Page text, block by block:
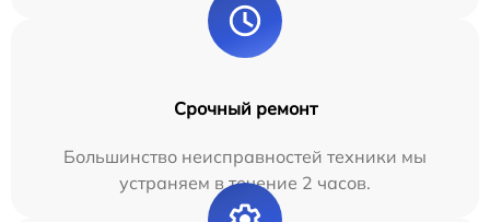
Срочный ремонт
Большинство неисправностей техники мы
устраняем в течение 2 часов.